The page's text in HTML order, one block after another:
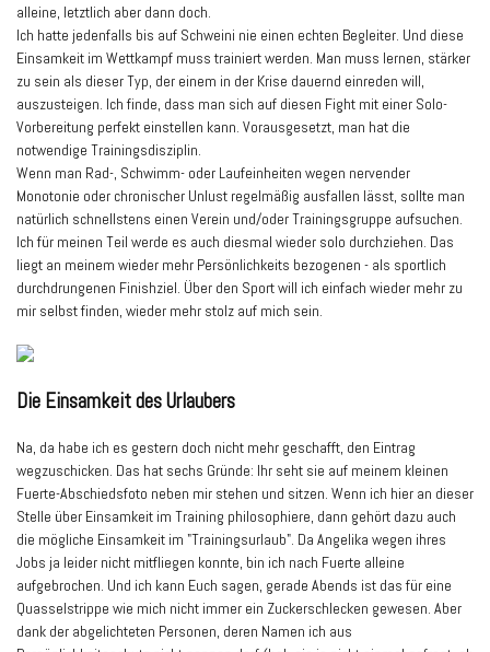
alleine, letztlich aber dann doch.
Ich hatte jedenfalls bis auf Schweini nie einen echten Begleiter. Und diese
Einsamkeit im Wettkampf muss trainiert werden. Man muss lernen, stärker
zu sein als dieser Typ, der einem in der Krise dauernd einreden will,
auszusteigen. Ich finde, dass man sich auf diesen Fight mit einer Solo-
Vorbereitung perfekt einstellen kann. Vorausgesetzt, man hat die
notwendige Trainingsdisziplin.
Wenn man Rad-, Schwimm- oder Laufeinheiten wegen nervender
Monotonie oder chronischer Unlust regelmäßig ausfallen lässt, sollte man
natürlich schnellstens einen Verein und/oder Trainingsgruppe aufsuchen.
Ich für meinen Teil werde es auch diesmal wieder solo durchziehen. Das
liegt an meinem wieder mehr Persönlichkeits bezogenen - als sportlich
durchdrungenen Finishziel. Über den Sport will ich einfach wieder mehr zu
mir selbst finden, wieder mehr stolz auf mich sein.
Die Einsamkeit des Urlaubers
Na, da habe ich es gestern doch nicht mehr geschafft, den Eintrag
wegzuschicken. Das hat sechs Gründe: Ihr seht sie auf meinem kleinen
Fuerte-Abschiedsfoto neben mir stehen und sitzen. Wenn ich hier an dieser
Stelle über Einsamkeit im Training philosophiere, dann gehört dazu auch
die mögliche Einsamkeit im "Trainingsurlaub". Da Angelika wegen ihres
Jobs ja leider nicht mitfliegen konnte, bin ich nach Fuerte alleine
aufgebrochen. Und ich kann Euch sagen, gerade Abends ist das für eine
Quasselstrippe wie mich nicht immer ein Zuckerschlecken gewesen. Aber
dank der abgelichteten Personen, deren Namen ich aus